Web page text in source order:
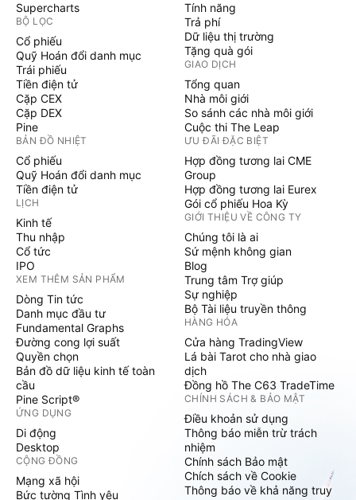
Supercharts
BỘ LỌC
Cổ phiếu
Quỹ Hoán đổi danh mục
Trái phiếu
Tiền điện tử
Cặp CEX
Cặp DEX
Pine
BẢN ĐỒ NHIỆT
Cổ phiếu
Quỹ Hoán đổi danh mục
Tiền điện tử
LỊCH
Kinh tế
Thu nhập
Cổ tức
IPO
XEM THÊM SẢN PHẨM
Dòng Tin tức
Danh mục đầu tư
Fundamental Graphs
Đường cong lợi suất
Quyền chọn
Bản đồ dữ liệu kinh tế toàn
cầu
Pine Script®
ỨNG DỤNG
Di động
Desktop
CỘNG ĐỒNG
Mạng xã hội
Bức tường Tình yêu
Tính năng
Trả phí
Dữ liệu thị trường
Tặng quà gói
GIAO DỊCH
Tổng quan
Nhà môi giới
So sánh các nhà môi giới
Cuộc thi The Leap
ƯU ĐÃI ĐẶC BIỆT
Hợp đồng tương lai CME
Group
Hợp đồng tương lai Eurex
Gói cổ phiếu Hoa Kỳ
GIỚI THIỆU VỀ CÔNG TY
Chúng tôi là ai
Sứ mệnh không gian
Blog
Trung tâm Trợ giúp
Sự nghiệp
Bộ Tài liệu truyền thông
HÀNG HÓA
Cửa hàng TradingView
Lá bài Tarot cho nhà giao
dịch
Đồng hồ The C63 TradeTime
CHÍNH SÁCH & BẢO MẬT
Điều khoản sử dụng
Thông báo miễn trừ trách
nhiệm
Chính sách Bảo mật
Chích sách về Cookie
Thông báo về khả năng truy